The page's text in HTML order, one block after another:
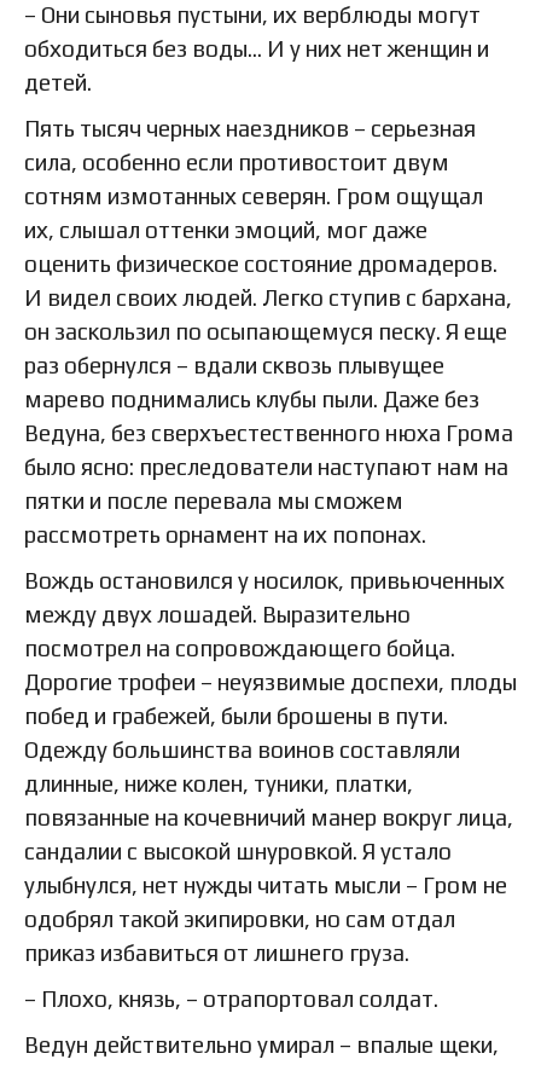
– Они сыновья пустыни, их верблюды могут
обходиться без воды… И у них нет женщин и
детей.
Пять тысяч черных наездников – серьезная
сила, особенно если противостоит двум
сотням измотанных северян. Гром ощущал
их, слышал оттенки эмоций, мог даже
оценить физическое состояние дромадеров.
И видел своих людей. Легко ступив с бархана,
он заскользил по осыпающемуся песку. Я еще
раз обернулся – вдали сквозь плывущее
марево поднимались клубы пыли. Даже без
Ведуна, без сверхъестественного нюха Грома
было ясно: преследователи наступают нам на
пятки и после перевала мы сможем
рассмотреть орнамент на их попонах.
Вождь остановился у носилок, привьюченных
между двух лошадей. Выразительно
посмотрел на сопровождающего бойца.
Дорогие трофеи – неуязвимые доспехи, плоды
побед и грабежей, были брошены в пути.
Одежду большинства воинов составляли
длинные, ниже колен, туники, платки,
повязанные на кочевничий манер вокруг лица,
сандалии с высокой шнуровкой. Я устало
улыбнулся, нет нужды читать мысли – Гром не
одобрял такой экипировки, но сам отдал
приказ избавиться от лишнего груза.
– Плохо, князь, – отрапортовал солдат.
Ведун действительно умирал – впалые щеки,